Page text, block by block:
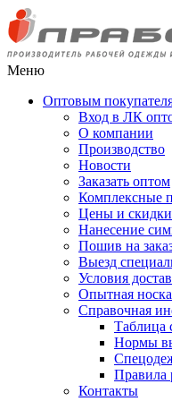
Меню
Оптовым
Вход в ЛК
О компании
Производство
Новости
Заказать оптом
Комплексные
Цены и скидки
Нанесение
Пошив на
Выезд
Условия
Опытная носка
Справочная
Таблица
Нормы
Правила
Контакты